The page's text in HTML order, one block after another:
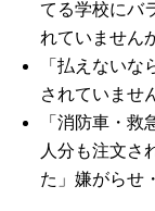
てる学校にバ
れていません
「払えない
されていませ
「消防車・
人分も注文さ
た」嫌がらせ